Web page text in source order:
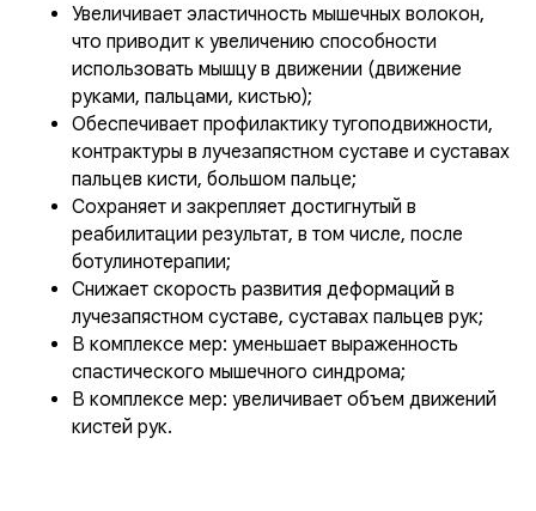
Увеличивает эластичность мышечных волокон,
что приводит к увеличению способности
использовать мышцу в движении (движение
руками, пальцами, кистью);
Обеспечивает профилактику тугоподвижности,
контрактуры в лучезапястном суставе и суставах
пальцев кисти, большом пальце;
Сохраняет и закрепляет достигнутый в
реабилитации результат, в том числе, после
ботулинотерапии;
Снижает скорость развития деформаций в
лучезапястном суставе, суставах пальцев рук;
В комплексе мер: уменьшает выраженность
спастического мышечного синдрома;
В комплексе мер: увеличивает объем движений
кистей рук.